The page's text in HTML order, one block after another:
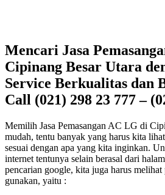
Mencari Jasa
Cipinang Besar Utara
Service Berkualitas dan
Call (021) 298 23 777 –
Memilih Jasa Pemasangan AC LG di
mudah, tentu banyak yang harus kita
sesuai dengan apa yang kita inginkan.
internet tentunya selain berasal dari
pencarian google, kita juga harus
gunakan, yaitu :